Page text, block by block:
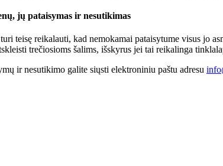
jų pataisymas ir nesutikimas
teisę reikalauti, kad nemokamai pataisytume visus jo
trečiosioms šalims, išskyrus jei tai reikalinga
ir nesutikimo galite siųsti elektroniniu paštu adresu